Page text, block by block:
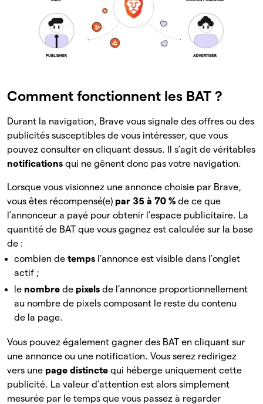
Comment fonctionnent les BAT ?
Durant la navigation, Brave vous signale des offres ou des
publicités susceptibles de vous intéresser, que vous
pouvez consulter en cliquant dessus. Il s’agit de véritables
notifications qui ne gênent donc pas votre navigation.
Lorsque vous visionnez une annonce choisie par Brave,
vous êtes récompensé(e) par 35 à 70 % de ce que
l’annonceur a payé pour obtenir l’espace publicitaire. La
quantité de BAT que vous gagnez est calculée sur la base
de :
combien de temps l’annonce est visible dans l’onglet
actif ;
le nombre de pixels de l’annonce proportionnellement
au nombre de pixels composant le reste du contenu
de la page.
Vous pouvez également gagner des BAT en cliquant sur
une annonce ou une notification. Vous serez redirigez
vers une page distincte qui héberge uniquement cette
publicité. La valeur d’attention est alors simplement
mesurée par le temps que vous passez à regarder